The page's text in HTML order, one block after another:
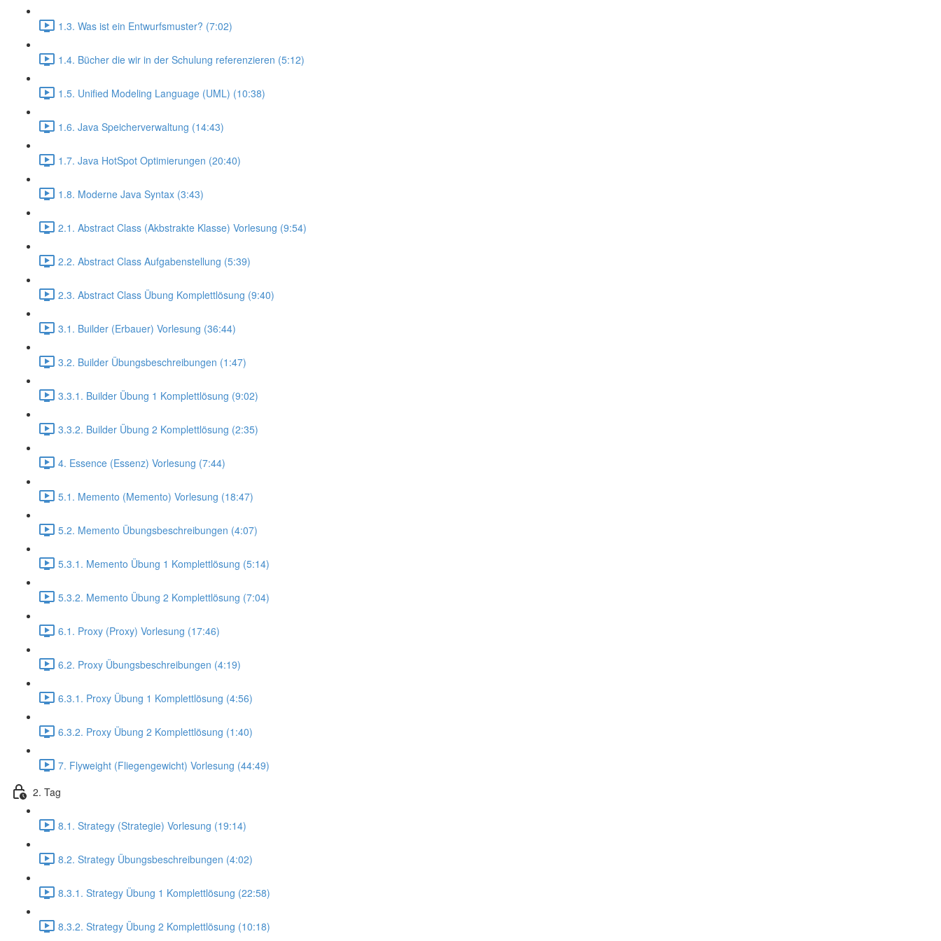
1.3. Was ist ein Entwurfsmuster? (7:02)
1.4. Bücher die wir in der Schulung referenzieren (5:12)
1.5. Unified Modeling Language (UML) (10:38)
1.6. Java Speicherverwaltung (14:43)
1.7. Java HotSpot Optimierungen (20:40)
1.8. Moderne Java Syntax (3:43)
2.1. Abstract Class (Akbstrakte Klasse) Vorlesung (9:54)
2.2. Abstract Class Aufgabenstellung (5:39)
2.3. Abstract Class Übung Komplettlösung (9:40)
3.1. Builder (Erbauer) Vorlesung (36:44)
3.2. Builder Übungsbeschreibungen (1:47)
3.3.1. Builder Übung 1 Komplettlösung (9:02)
3.3.2. Builder Übung 2 Komplettlösung (2:35)
4. Essence (Essenz) Vorlesung (7:44)
5.1. Memento (Memento) Vorlesung (18:47)
5.2. Memento Übungsbeschreibungen (4:07)
5.3.1. Memento Übung 1 Komplettlösung (5:14)
5.3.2. Memento Übung 2 Komplettlösung (7:04)
6.1. Proxy (Proxy) Vorlesung (17:46)
6.2. Proxy Übungsbeschreibungen (4:19)
6.3.1. Proxy Übung 1 Komplettlösung (4:56)
6.3.2. Proxy Übung 2 Komplettlösung (1:40)
7. Flyweight (Fliegengewicht) Vorlesung (44:49)
2. Tag
8.1. Strategy (Strategie) Vorlesung (19:14)
8.2. Strategy Übungsbeschreibungen (4:02)
8.3.1. Strategy Übung 1 Komplettlösung (22:58)
8.3.2. Strategy Übung 2 Komplettlösung (10:18)